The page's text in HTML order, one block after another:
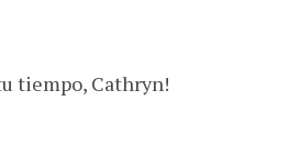
tiempo, Cathryn!